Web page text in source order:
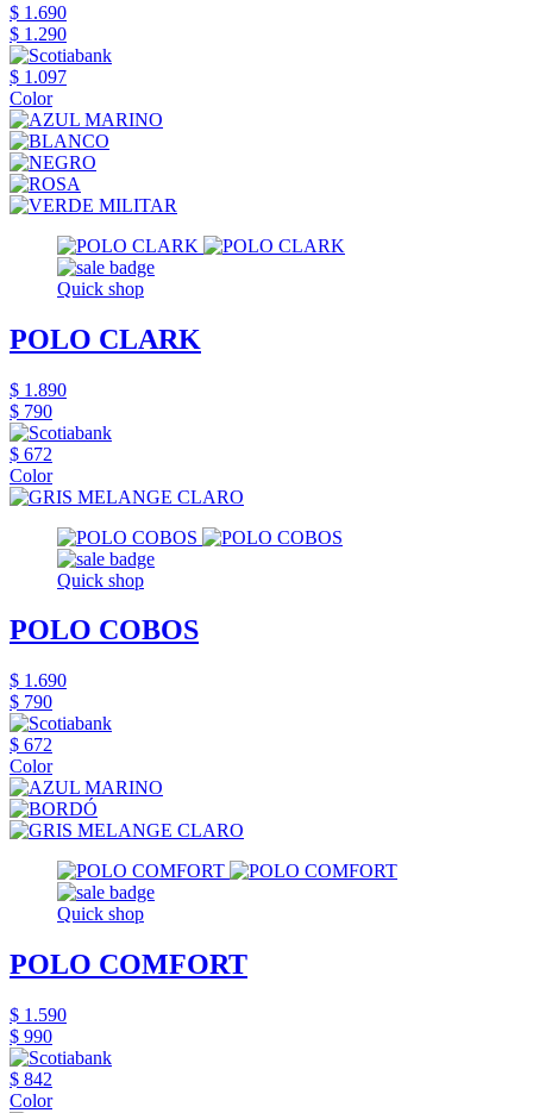
$ 1.690
$ 1.290
$ 1.097
Color
Quick shop
POLO CLARK
$ 1.890
$ 790
$ 672
Color
Quick shop
POLO COBOS
$ 1.690
$ 790
$ 672
Color
Quick shop
POLO COMFORT
$ 1.590
$ 990
$ 842
Color